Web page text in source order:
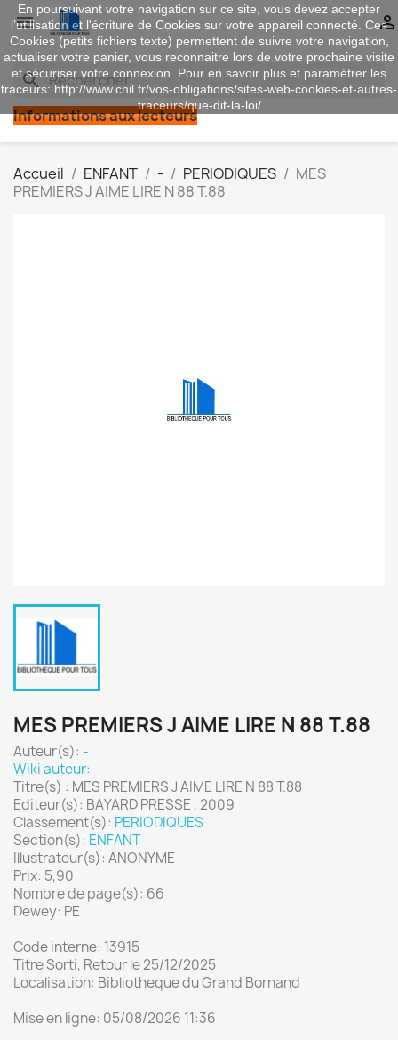
 
search
Informations aux lecteurs
Accueil ENFANT - PERIODIQUES
MES
PREMIERS J AIME LIRE N 88 T.88
MES PREMIERS J AIME LIRE N 88 T.88
Auteur(s): -
Wiki auteur: -
Titre(s) : MES PREMIERS J AIME LIRE N 88 T.88
Editeur(s): BAYARD PRESSE , 2009
Classement(s): PERIODIQUES
Section(s): ENFANT
Illustrateur(s): ANONYME
Prix: 5,90
Nombre de page(s): 66
Dewey: PE
Code interne: 13915
Titre Sorti, Retour le 25/12/2025
Localisation: Bibliotheque du Grand Bornand
Mise en ligne: 05/08/2026 11:36
En poursuivant votre navigation sur ce site, vous devez accepter
l’utilisation et l'écriture de Cookies sur votre appareil connecté. Ces
Cookies (petits fichiers texte) permettent de suivre votre navigation,
actualiser votre panier, vous reconnaitre lors de votre prochaine visite
et sécuriser votre connexion. Pour en savoir plus et paramétrer les
traceurs: http://www.cnil.fr/vos-obligations/sites-web-cookies-et-autres-
traceurs/que-dit-la-loi/